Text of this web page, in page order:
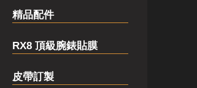
精品配件
RX8 頂級腕錶貼膜
皮帶訂製